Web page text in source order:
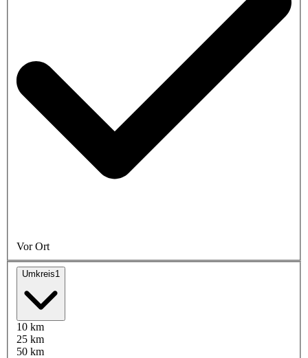
Vor Ort
Umkreis1
10 km
25 km
50 km